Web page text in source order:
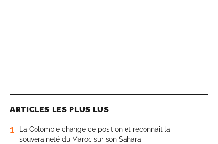
ARTICLES LES PLUS LUS
1
La Colombie change de position et reconnaît la
souveraineté du Maroc sur son Sahara